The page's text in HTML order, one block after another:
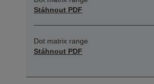
Stáhnout PDF
Dot matrix range
Stáhnout PDF